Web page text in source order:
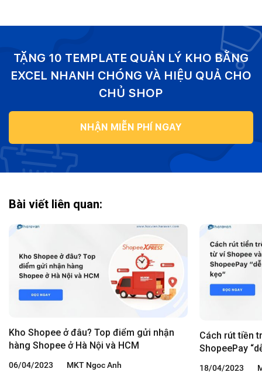
TẶNG 10 TEMPLATE QUẢN LÝ KHO BẰNG
EXCEL NHANH CHÓNG VÀ HIỆU QUẢ CHO
CHỦ SHOP
NHẬN MIỄN PHÍ NGAY
Bài viết liên quan:
Kho Shopee ở đâu? Top điểm gửi nhận
hàng Shopee ở Hà Nội và HCM
06/04/2023 MKT Ngoc Anh
Cách rút tiền
ShopeePay
18/04/2023